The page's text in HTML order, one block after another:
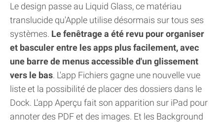
Le design passe au Liquid Glass, ce matériau
translucide qu'Apple utilise désormais sur tous ses
systèmes. Le fenêtrage a été revu pour organiser
et basculer entre les apps plus facilement, avec
une barre de menus accessible d'un glissement
vers le bas. L'app Fichiers gagne une nouvelle vue
liste et la possibilité de placer des dossiers dans le
Dock. L'app Aperçu fait son apparition sur iPad pour
annoter des PDF et des images. Et les Background